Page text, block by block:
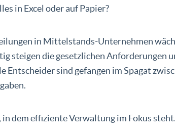
in Excel oder auf Papier?
in Mittelstands-Unternehmen
steigen die gesetzlichen Anforderungen
Entscheider sind gefangen im Spagat
in dem effiziente Verwaltung im Fokus steht.